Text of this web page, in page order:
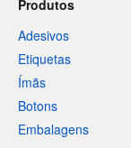
Produtos
Adesivos
Etiquetas
Ímãs
Botons
Embalagens